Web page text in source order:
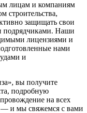
лицам и компаниям
строительства,
защищать свои
подрядчиками. Наши
лицензиями и
нами
и
вы получите
подробную
на всех
— и мы свяжемся с вами